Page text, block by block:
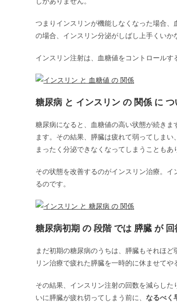
つまりインスリンが機能しなくなった場合
の場合、インスリン分泌がしばし上手くいか
インスリン注射は、血糖値をコントロールす
糖尿病 と インスリン の 関係 に つ
糖尿病になると、血糖値の高い状態が続き
ます。その結果、膵臓は疲れて弱ってしま
まったく分泌できなくなってしまうこともあ
その状態を改善するのがインスリン治療。
るのです。
糖尿病初期 の 段階 では 膵臓 が
まだ初期の糖尿病のうちは、膵臓もそれほ
リン治療で疲れた膵臓を一時的に休ませて
その結果、インスリン注射の回数を減らし
いに膵臓が疲れ切ってしまう前に、 なるべく